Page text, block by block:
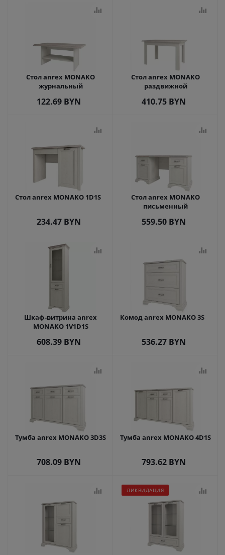
Стол anrex MONAKO
журнальный
122.69 BYN
Стол anrex MONAKO
раздвижной
410.75 BYN
Стол anrex MONAKO 1D1S
234.47 BYN
Стол anrex MONAKO
письменный
559.50 BYN
Шкаф-витрина anrex
MONAKO 1V1D1S
608.39 BYN
Комод anrex MONAKO 3S
536.27 BYN
Тумба anrex MONAKO 3D3S
708.09 BYN
Тумба anrex MONAKO 4D1S
793.62 BYN
ЛИКВИДАЦИЯ